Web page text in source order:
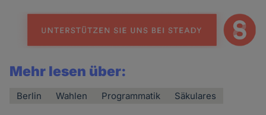
Mehr lesen über:
Berlin Wahlen Programmatik Säkulares